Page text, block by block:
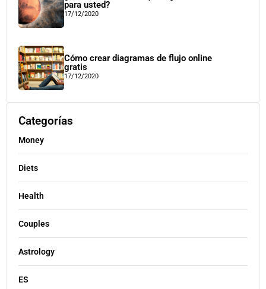
para usted?
17/12/2020
Cómo crear diagramas de flujo online
gratis
17/12/2020
Categorías
Money
Diets
Health
Couples
Astrology
ES